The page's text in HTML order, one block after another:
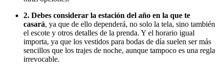
2. Debes considerar la estación del año en la que te
casará, ya que de ello dependerá, no solo la tela, sino también
el escote y otros detalles de la prenda. Y el horario igual
importa, ya que los vestidos para bodas de día suelen ser más
sencillos que los trajes de noche, aunque tampoco es una regla
irrevocable.